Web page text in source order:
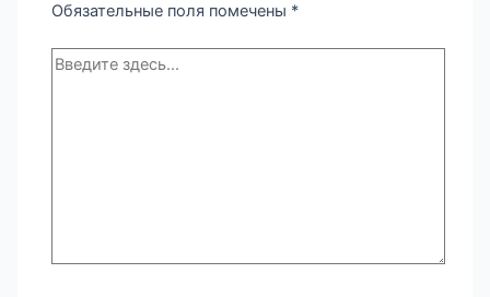
Обязательные поля помечены *
Введите